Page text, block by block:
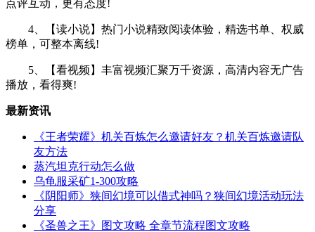
点评互动，更有态度!
4、【读小说】热门小说精致阅读体验，精选书单、权威
榜单，可整本离线!
5、【看视频】丰富视频汇聚万千资源，高清内容无广告
播放，看得爽!
最新资讯
《王者荣耀》机关百炼怎么邀请好友？机关百炼邀请队
友方法
蒸汽坦克行动怎么做
乌龟服采矿1-300攻略
《阴阳师》狭间幻境可以借式神吗？狭间幻境活动玩法
分享
《圣兽之王》图文攻略 全章节流程图文攻略